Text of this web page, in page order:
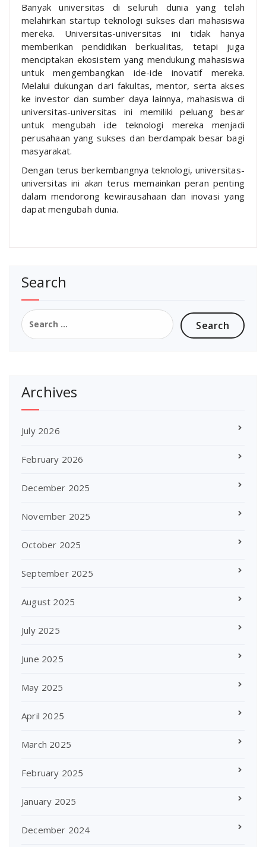
Banyak universitas di seluruh dunia yang telah
melahirkan startup teknologi sukses dari mahasiswa
mereka. Universitas-universitas ini tidak hanya
memberikan pendidikan berkualitas, tetapi juga
menciptakan ekosistem yang mendukung mahasiswa
untuk mengembangkan ide-ide inovatif mereka.
Melalui dukungan dari fakultas, mentor, serta akses
ke investor dan sumber daya lainnya, mahasiswa di
universitas-universitas ini memiliki peluang besar
untuk mengubah ide teknologi mereka menjadi
perusahaan yang sukses dan berdampak besar bagi
masyarakat.
Dengan terus berkembangnya teknologi, universitas-
universitas ini akan terus memainkan peran penting
dalam mendorong kewirausahaan dan inovasi yang
dapat mengubah dunia.
Search
Search
for:
Archives
July 2026
February 2026
December 2025
November 2025
October 2025
September 2025
August 2025
July 2025
June 2025
May 2025
April 2025
March 2025
February 2025
January 2025
December 2024